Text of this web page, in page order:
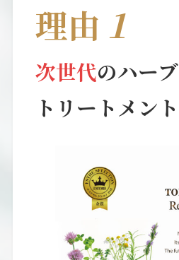
理由 １
次世代のハーブ
トリートメント